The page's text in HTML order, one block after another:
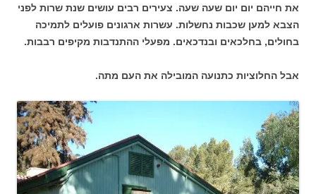
את חייהם יום יום שעה שעה. צעירים רבים עושים שנת שרות לפני
הצבא למען שכבות נחשלות. עשרות ארגונים פועלים לתמיכה
בחולים, בחלכאים ובנדכאים. מפעלי ההתנדבות מקיפים רבבות.
אבל החלוציות כתנועה המובילה את העם מתה.